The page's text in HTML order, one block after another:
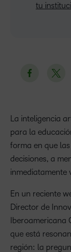
La inteligencia
para la
forma en que
decisiones, a
inmediatamente
En un reciente
Director de
Iberoamericana
que está
región: la
tu